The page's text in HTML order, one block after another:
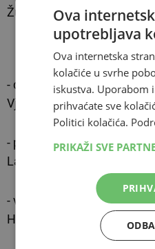
Županijskog odbora HDZ
TEKST SE
- dopremijer FBiH i ministar
Vjekoslav Bevanda;
- predsjednik Gradskog
Lasić;
- voditelj Ureda za odnose
HDZ BiH Mišo Relota;
Ova
upotrebljava
Ova internetska
kolačiće u svrhe
iskustva. Uporabom
prihvaćate sve
Politici kolačića.
PRIKAŽI SVE